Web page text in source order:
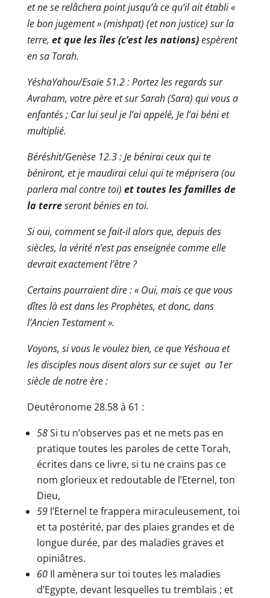
et ne se relâchera point jusqu’à ce qu’il ait établi «
le bon jugement » (mishpat) (et non justice) sur la
terre, et que les îles (c’est les nations)espèrent
en sa Torah.
YéshaYahou/Esaïe 51.2 : Portez les regards sur
Avraham, votre père et sur Sarah (Sara) qui vous a
enfantés ; Car lui seul je l’ai appelé, Je l’ai béni et
multiplié.
Béréshit/Genèse 12.3 : Je bénirai ceux qui te
béniront, et je maudirai celui qui te méprisera (ou
parlera mal contre toi) et toutes les familles de
la terreseront bénies en toi.
Si oui, comment se fait-il alors que, depuis des
siècles, la vérité n’est pas enseignée comme elle
devrait exactement l’être ?
Certains pourraient dire : « Oui, mais ce que vous
dîtes là est dans les Prophètes, et donc, dans
l’Ancien Testament ».
Voyons, si vous le voulez bien, ce que Yéshoua et
les disciples nous disent alors sur ce sujet au 1er
siècle de notre ère :
Deutéronome 28.58 à 61 :
58Si tu n’observes pas et ne mets pas en
pratique toutes les paroles de cette Torah,
écrites dans ce livre, si tu ne crains pas ce
nom glorieux et redoutable de l’Eternel, ton
Dieu,
59l’Eternel te frappera miraculeusement, toi
et ta postérité, par des plaies grandes et de
longue durée, par des maladies graves et
opiniâtres.
60Il amènera sur toi toutes les maladies
d’Egypte, devant lesquelles tu tremblais ; et